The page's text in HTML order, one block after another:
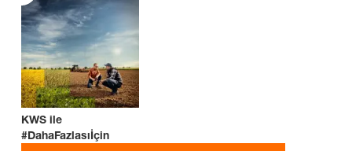
KWS ile
#DahaFazlasıİçin